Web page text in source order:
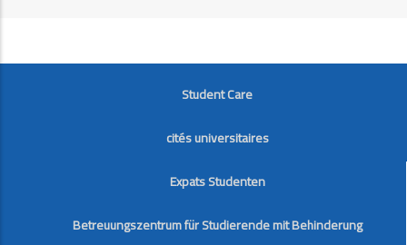
FOOTER
Student Care
cités universitaires
Expats Studenten
Betreuungszentrum für Studierende mit Behinderung